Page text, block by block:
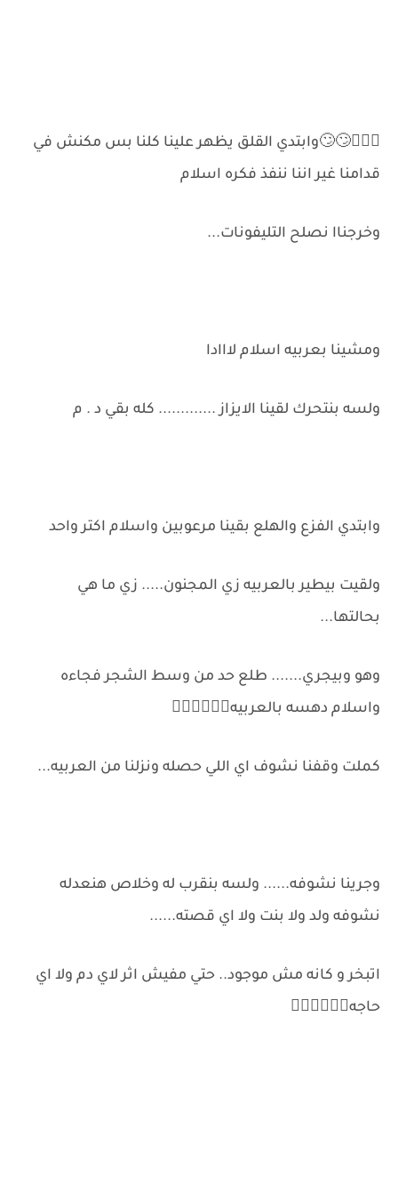
🙆🏻‍♂️🙄🙄وابتدي القلق يظهر علينا كلنا بس مكنش في
قدامنا غير اننا ننفذ فكره اسلام
وخرجناا نصلح التليفونات...
ومشينا بعربيه اسلام لااادا
ولسه بنتحرك لقينا الايزاز ............. كله بقي د . م
وابتدي الفزع والهلع بقينا مرعوبين واسلام اكتر واحد
ولقيت بيطير بالعربيه زي المجنون..... زي ما هي
بحالتها...
وهو وبيجري....... طلع حد من وسط الشجر فجاءه
واسلام دهسه بالعربيه🙆🏻‍♂️🙆🏻‍♂️
كملت وقفنا نشوف اي اللي حصله ونزلنا من العربيه...
وجرينا نشوفه...... ولسه بنقرب له وخلاص هنعدله
نشوفه ولد ولا بنت ولا اي قصته......
اتبخر و كانه مش موجود.. حتي مفيش اثر لاي دم ولا اي
حاجه🙆🏻‍♂️🙆🏻‍♂️